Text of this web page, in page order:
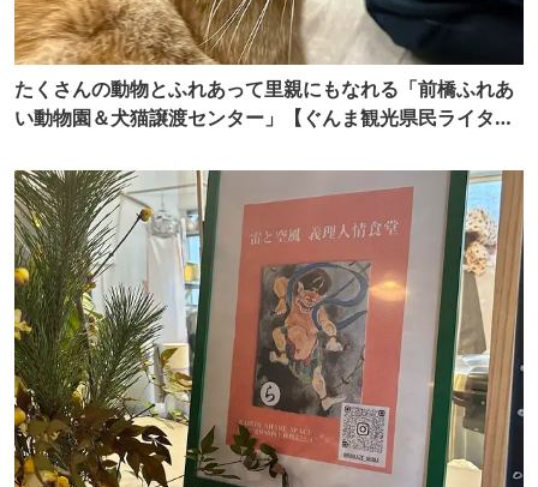
たくさんの動物とふれあって里親にもなれる「前橋ふれあ
い動物園＆犬猫譲渡センター」【ぐんま観光県民ライター